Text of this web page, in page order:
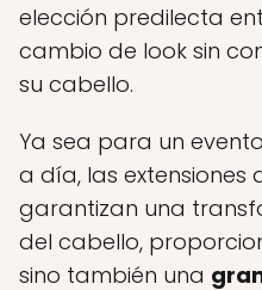
elección predilecta
cambio de look sin
su cabello.
Ya sea para un
a día, las
garantizan una
del cabello,
sino también una